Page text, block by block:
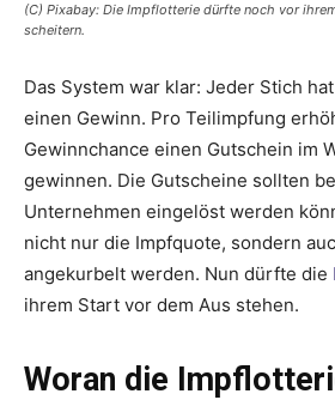
(C) Pixabay: Die Impflotterie dürfte noch vor
scheitern.
Das System war klar: Jeder Stich
einen Gewinn. Pro Teilimpfung
Gewinnchance einen Gutschein im
gewinnen. Die Gutscheine sollten
Unternehmen eingelöst werden
nicht nur die Impfquote, sondern
angekurbelt werden. Nun dürfte die
ihrem Start vor dem Aus stehen.
Woran die